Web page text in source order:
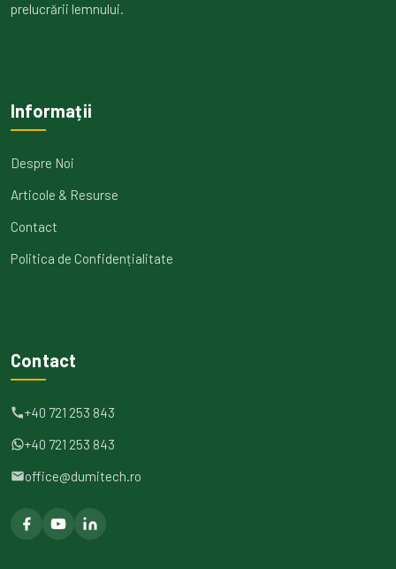
prelucrării lemnului.
Informații
Despre Noi
Articole & Resurse
Contact
Politica de Confidențialitate
Contact
+40 721 253 843
+40 721 253 843
office@dumitech.ro